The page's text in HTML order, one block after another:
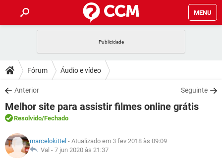
MENU
CELULAR
OUTLOOK
INSTAGRAM GMAIL
GUIA DE COMPRAS
DICAS
JOGOS
OUTLOOK
INSTAGRAM
GUIA DE COMPRAS
DOWNLOADS
JOGOS WHATSAPP
CELULAR
OUTLOOK EXCEL
INSTAGRAM
FÓRUM
JOGOS
CELULAR
GLOSSÁRIO
JOGOS
Fórum Áudio e vídeo
Anterior Seguinte
Melhor site para assistir filmes online grátis
Resolvido/Fechado
marcelokittel - Atualizado em 3 fev 2018 às 09:09
Val - 7 jun 2020 às 21:37